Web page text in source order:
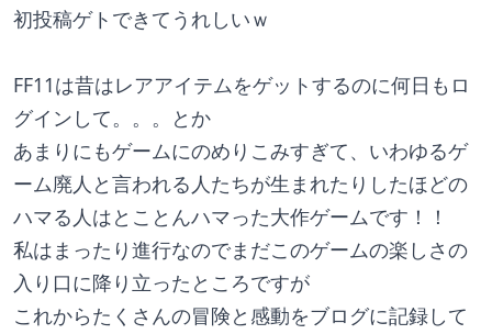
初投稿ゲトできてうれしいｗ
FF11は昔はレアアイテムをゲットするのに何日もロ
グインして。。。とか
あまりにもゲームにのめりこみすぎて、いわゆるゲ
ーム廃人と言われる人たちが生まれたりしたほどの
ハマる人はとことんハマった大作ゲームです！！
私はまったり進行なのでまだこのゲームの楽しさの
入り口に降り立ったところですが
これからたくさんの冒険と感動をブログに記録して